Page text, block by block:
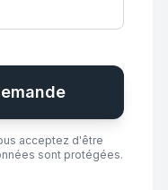
acceptez d'être
sont protégées.